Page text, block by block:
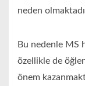
neden
Bu nedenle MS
özellikle de
önem